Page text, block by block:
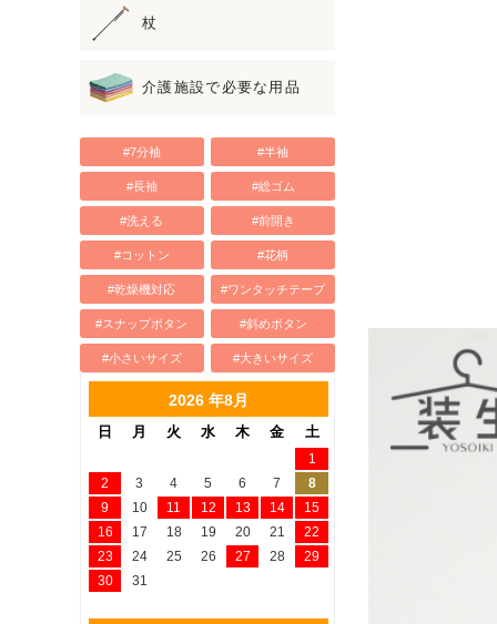
杖
介護施設で必要な用品
#7分袖 #半袖
#長袖 #総ゴム
#洗える #前開き
#コットン #花柄
#乾燥機対応 #ワンタッチテープ
#スナップボタン #斜めボタン
#小さいサイズ #大きいサイズ
2026 年8月
日 月 火 水 木 金 土
1
2
3 4 5 6 7
8
9
10 11 12 13 14
15
16
17 18 19 20 21
22
23
24 25 26 27 28
29
30
31